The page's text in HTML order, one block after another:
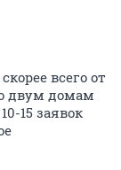
всего от
двум домам
15 заявок